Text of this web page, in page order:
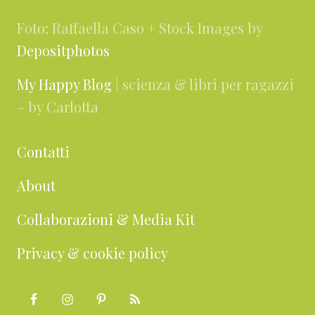
Foto: Raffaella Caso + Stock Images by
Depositphotos
My Happy Blog | scienza & libri per ragazzi
– by Carlotta
Contatti
About
Collaborazioni & Media Kit
Privacy & cookie policy